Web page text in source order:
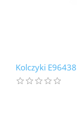
Kolczyki E96438